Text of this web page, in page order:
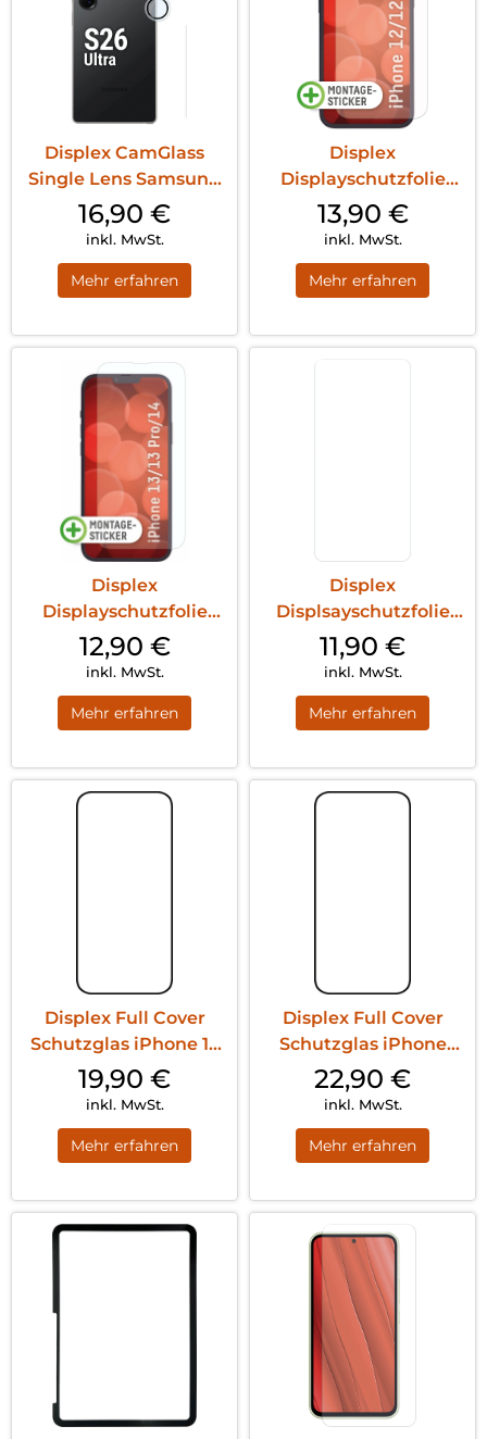
Displex CamGlass
Single Lens Samsung
Galaxy S26 Ul...
16,90 €
inkl. MwSt.
Mehr erfahren
Displex
Displayschutzfolie
(9H) iPhone 12/12 Pro
T...
13,90 €
inkl. MwSt.
Mehr erfahren
Displex
Displayschutzfolie
(9H) iPhone 13
Pro/14/1...
12,90 €
inkl. MwSt.
Mehr erfahren
Displex
Displsayschutzfolie
(9H) Galaxy S24
Transp...
11,90 €
inkl. MwSt.
Mehr erfahren
Displex Full Cover
Schutzglas iPhone 15
Pro Max/15...
19,90 €
inkl. MwSt.
Mehr erfahren
Displex Full Cover
Schutzglas iPhone
15/15 Pro Tra...
22,90 €
inkl. MwSt.
Mehr erfahren